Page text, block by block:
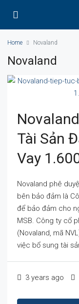
Home Novaland
Novaland
Tài Sản
Vay
Novaland phê
bên bảo đảm là
để bảo đảm cho
MSB. Công ty cổ
(Novaland, mã
việc bổ sung tài
3 years ago